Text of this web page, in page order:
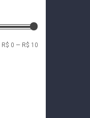
R$ 0 — R$ 10